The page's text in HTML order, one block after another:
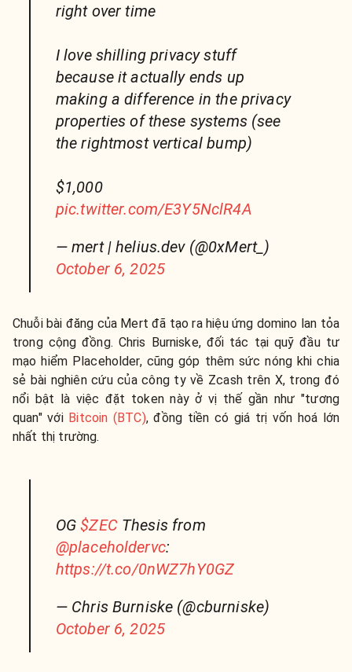
right over time
I love shilling privacy stuff
because it actually ends up
making a difference in the privacy
properties of these systems (see
the rightmost vertical bump)
$1,000
pic.twitter.com/E3Y5NclR4A
— mert | helius.dev (@0xMert_)
October 6, 2025
Chuỗi bài đăng của Mert đã tạo ra hiệu ứng domino lan tỏa
trong cộng đồng. Chris Burniske, đối tác tại quỹ đầu tư
mạo hiểm Placeholder, cũng góp thêm sức nóng khi chia
sẻ bài nghiên cứu của công ty về Zcash trên X, trong đó
nổi bật là việc đặt token này ở vị thế gần như "tương
quan" với Bitcoin (BTC), đồng tiền có giá trị vốn hoá lớn
nhất thị trường.
OG$ZECThesis from
@placeholdervc:
https://t.co/0nWZ7hY0GZ
— Chris Burniske (@cburniske)
October 6, 2025